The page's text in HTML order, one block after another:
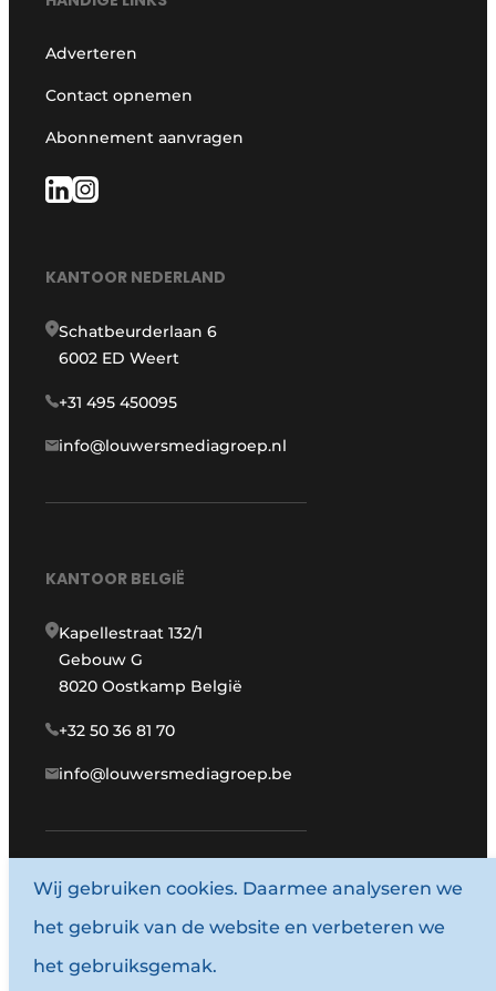
Adverteren
Contact opnemen
Abonnement aanvragen
KANTOOR NEDERLAND
Schatbeurderlaan 6
6002 ED Weert
+31 495 450095
info@louwersmediagroep.nl
KANTOOR BELGIË
Kapellestraat 132/1
Gebouw G
8020 Oostkamp België
+32 50 36 81 70
info@louwersmediagroep.be
www.louwersmediagroep.com
© 1987 - 2026 Louwersmediagroep.
Algemene voorwaarden
Wij gebruiken cookies. Daarmee analyseren we
het gebruik van de website en verbeteren we
het gebruiksgemak.